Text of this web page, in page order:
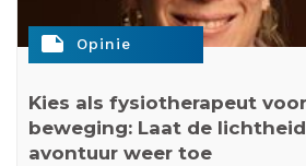
note Opinie
Kies als fysiotherapeut
beweging: Laat de
avontuur weer toe